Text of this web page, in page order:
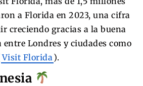
a Florida en 2023, una cifra
creciendo gracias a la buena
entre Londres y ciudades como
Visit Florida ).